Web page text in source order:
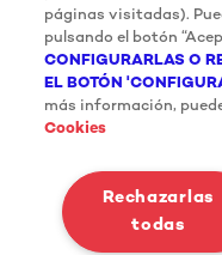
páginas visitadas).
pulsando el botón
CONFIGURARLAS O
EL BOTÓN
más información,
Cookies
Rechazarlas
todas